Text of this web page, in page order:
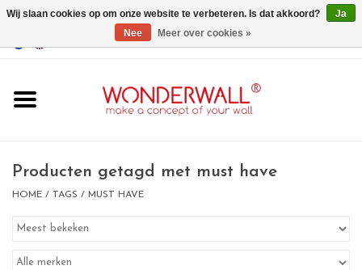
GBP/USD
magneetborden
magneten
Producten getagd met must have
HOME / TAGS / MUST HAVE
Wij slaan cookies op om onze website te verbeteren. Is dat akkoord?
Ja
Nee
Meer over cookies »